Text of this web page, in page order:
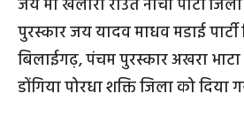
जय मां खलारी राउत नाचा पार्टी
पुरस्कार जय यादव माधव मडाई
बिलाईगढ़, पंचम पुरस्कार अखरा भाटा
डोंगिया पोरधा शक्ति जिला को दिया